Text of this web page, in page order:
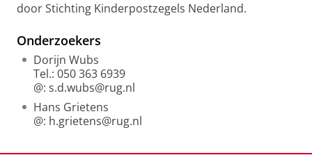
door Stichting Kinderpostzegels Nederland.
Onderzoekers
Dorijn Wubs
Tel.: 050 363 6939
@: s.d.wubs@rug.nl
Hans Grietens
@: h.grietens@rug.nl